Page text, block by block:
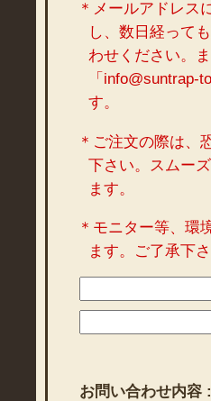
＊メールアドレス
し、数日経って
わせください。
「
す。
＊ご注文の際は、
下さい。スムー
ます。
＊モニター等、環
ます。ご了承下さ
お問い合わせ内